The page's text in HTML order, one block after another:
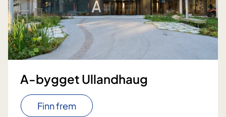
A-bygget Ullandhaug
Finn frem